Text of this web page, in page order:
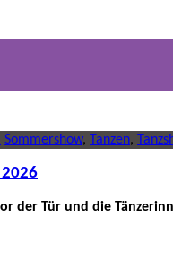
Sommershow, Tanzen,
2026
der Tür und die